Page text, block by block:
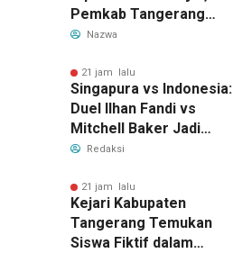
Pemkab Tangerang
Siapkan Langkah
Bersih
Nazwa
21 jam lalu
Singapura vs Indonesia:
Duel Ilhan Fandi vs
Mitchell Baker Jadi
Sorotan di Piala AFF
Redaksi
21 jam lalu
Kejari Kabupaten
Tangerang Temukan
Siswa Fiktif dalam